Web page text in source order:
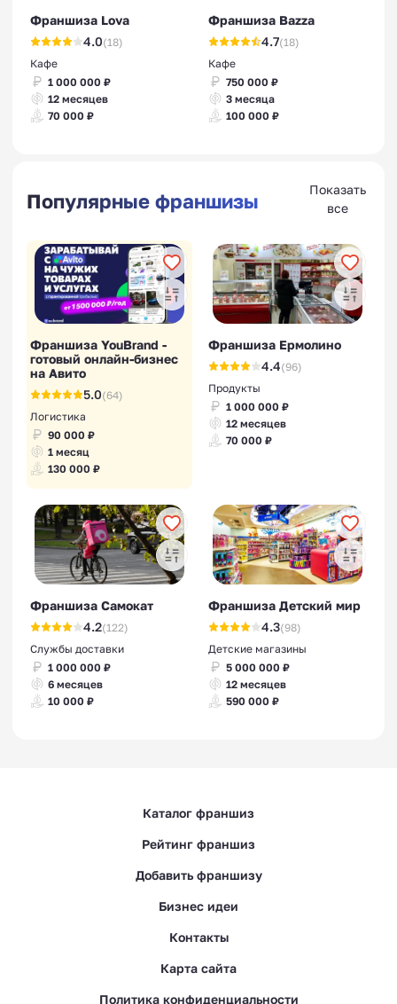
Франшиза Lova
4.0(18)
Кафе
1 000 000 ₽
12 месяцев
70 000 ₽
Франшиза Bazza
4.7(18)
Кафе
750 000 ₽
3 месяца
100 000 ₽
Популярные франшизы
Показать
все
Франшиза YouBrand -
готовый онлайн-бизнес
на Авито
5.0(64)
Логистика
90 000 ₽
1 месяц
130 000 ₽
Франшиза Ермолино
4.4(96)
Продукты
1 000 000 ₽
12 месяцев
70 000 ₽
Франшиза Самокат
4.2(122)
Службы доставки
1 000 000 ₽
6 месяцев
10 000 ₽
Франшиза Детский мир
4.3(98)
Детские магазины
5 000 000 ₽
12 месяцев
590 000 ₽
Каталог франшиз
Рейтинг франшиз
Добавить франшизу
Бизнес идеи
Контакты
Карта сайта
Политика конфиденциальности